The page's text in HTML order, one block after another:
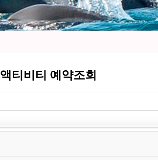
액티비티 예약조회